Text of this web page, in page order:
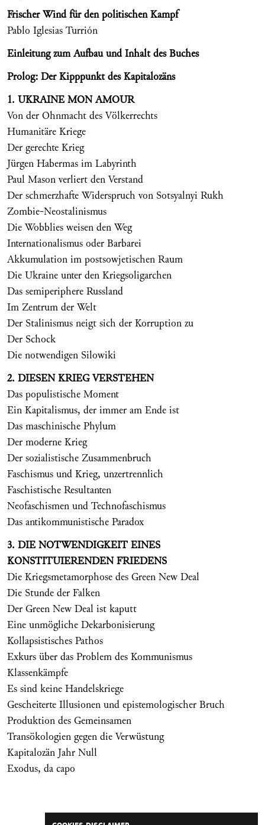
Frischer Wind für den politischen Kampf
Pablo Iglesias Turrión
Einleitung zum Aufbau und Inhalt des Buches
Prolog: Der Kipppunkt des Kapitalozäns
1. UKRAINE MON AMOUR
Von der Ohnmacht des Völkerrechts
Humanitäre Kriege
Der gerechte Krieg
Jürgen Habermas im Labyrinth
Paul Mason verliert den Verstand
Der schmerzhafte Widerspruch von Sotsyalnyi Rukh
Zombie-Neostalinismus
Die Wobblies weisen den Weg
Internationalismus oder Barbarei
Akkumulation im postsowjetischen Raum
Die Ukraine unter den Kriegsoligarchen
Das semiperiphere Russland
Im Zentrum der Welt
Der Stalinismus neigt sich der Korruption zu
Der Schock
Die notwendigen Silowiki
2. DIESEN KRIEG VERSTEHEN
Das populistische Moment
Ein Kapitalismus, der immer am Ende ist
Das maschinische Phylum
Der moderne Krieg
Der sozialistische Zusammenbruch
Faschismus und Krieg, unzertrennlich
Faschistische Resultanten
Neofaschismen und Technofaschismus
Das antikommunistische Paradox
3. DIE NOTWENDIGKEIT EINES
KONSTITUIERENDEN FRIEDENS
Die Kriegsmetamorphose des Green New Deal
Die Stunde der Falken
Der Green New Deal ist kaputt
Eine unmögliche Dekarbonisierung
Kollapsistisches Pathos
Exkurs über das Problem des Kommunismus
Klassenkämpfe
Es sind keine Handelskriege
Gescheiterte Illusionen und epistemologischer Bruch
Produktion des Gemeinsamen
Transökologien gegen die Verwüstung
Kapitalozän Jahr Null
Exodus, da capo